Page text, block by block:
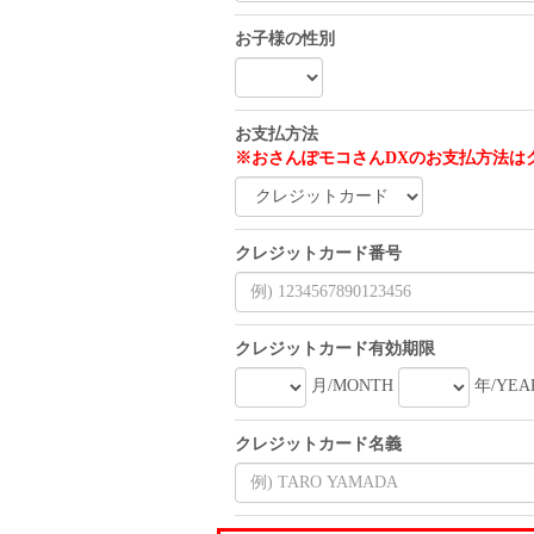
お子様の性別
お支払方法
※おさんぽモコさんDXのお支払方法は
クレジットカード番号
クレジットカード有効期限
月/MONTH 年/
クレジットカード名義